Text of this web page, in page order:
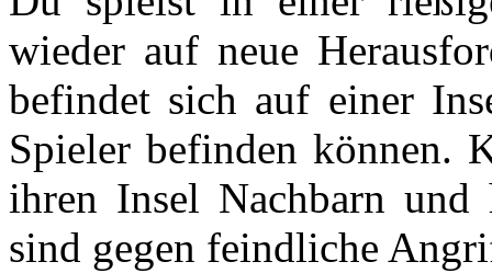
wieder auf neue
befindet sich auf einer
Spieler befinden können.
ihren Insel Nachbarn und
sind gegen feindliche